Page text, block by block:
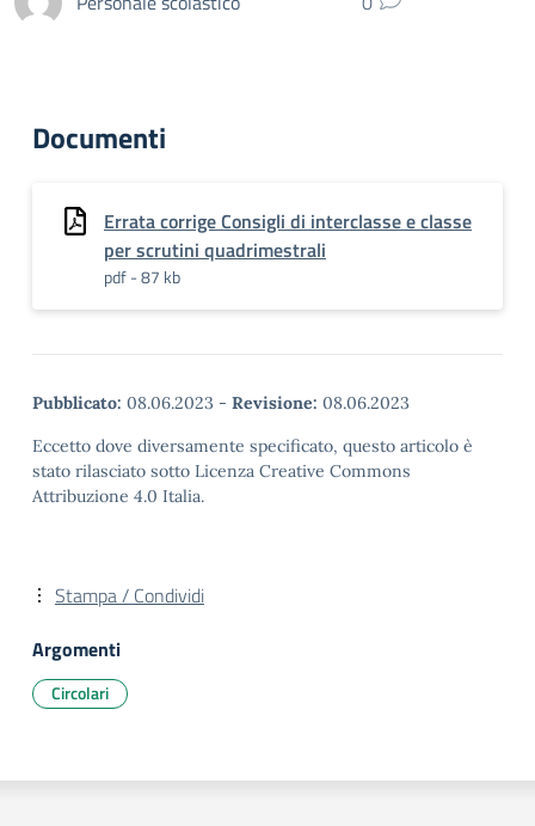
Documenti
Errata corrige Consigli di interclasse e classe
per scrutini quadrimestrali
pdf - 87 kb
Pubblicato: 08.06.2023 - Revisione: 08.06.2023
Eccetto dove diversamente specificato, questo articolo è
stato rilasciato sotto Licenza Creative Commons
Attribuzione 4.0 Italia.
Stampa / Condividi
Argomenti
Circolari